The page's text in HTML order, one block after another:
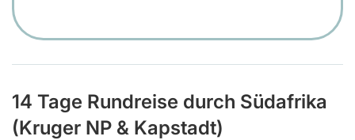
14 Tage Rundreise durch Südafrika
(Kruger NP & Kapstadt)